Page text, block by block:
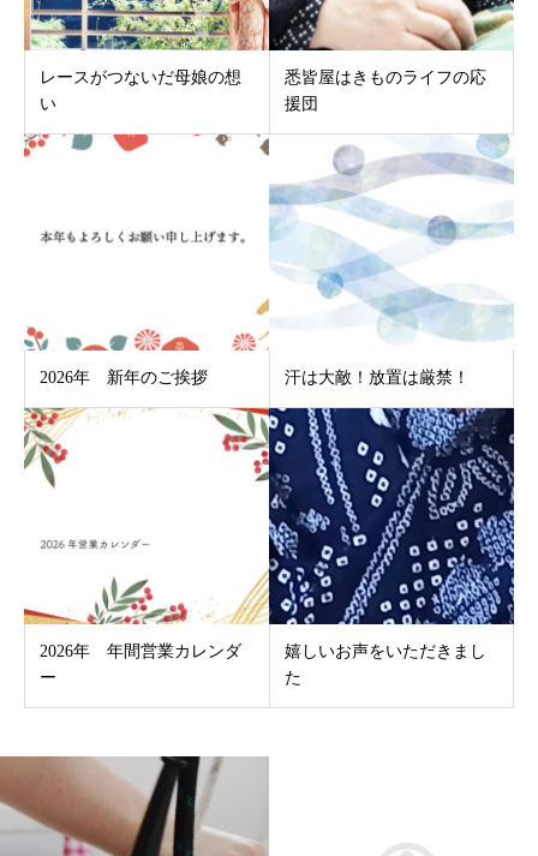
レースがつないだ母娘の想
い
悉皆屋はきものライフの応
援団
2026年 新年のご挨拶 汗は大敵！放置は厳禁！
2026年 年間営業カレンダ
ー
嬉しいお声をいただきまし
た